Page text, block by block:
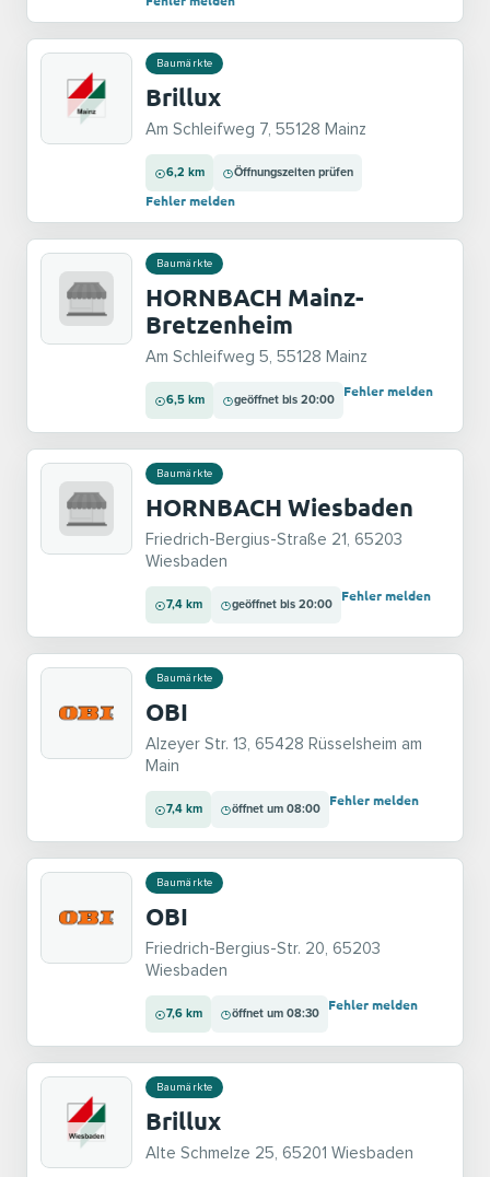
Baumärkte
Brillux
Am Schleifweg 7, 55128 Mainz
6,2 km Öffnungszeiten prüfen
Fehler melden
Baumärkte
HORNBACH Mainz-
Bretzenheim
Am Schleifweg 5, 55128 Mainz
6,5 km geöffnet bis 20:00
Fehler melden
Baumärkte
HORNBACH Wiesbaden
Friedrich-Bergius-Straße 21, 65203
Wiesbaden
7,4 km geöffnet bis 20:00
Fehler melden
Baumärkte
OBI
Alzeyer Str. 13, 65428 Rüsselsheim am
Main
7,4 km öffnet um 08:00
Fehler melden
Baumärkte
OBI
Friedrich-Bergius-Str. 20, 65203
Wiesbaden
7,6 km öffnet um 08:30
Fehler melden
Baumärkte
Brillux
Alte Schmelze 25, 65201 Wiesbaden